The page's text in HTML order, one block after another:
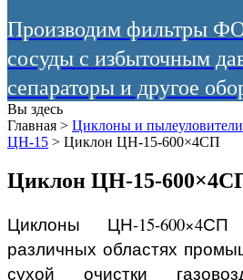
Производим фильтры
сосуды с избыточным
сепараторы и другое
Вы здесь
Главная > Циклоны и пылеуловители
ЦН-15 > Циклон ЦН-15-600×4СП
Циклон ЦН-15-
Циклоны ЦН-15-
различных областях
сухой очистки